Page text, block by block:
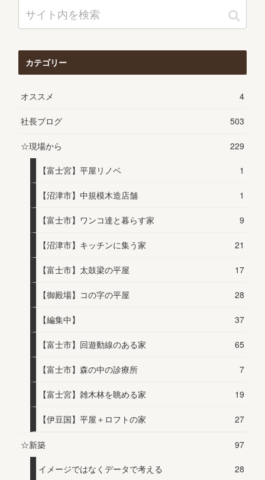
カテゴリー
オススメ 4
社長ブログ 503
☆現場から 229
【富士宮】平屋リノベ 1
【沼津市】中規模木造店舗 1
【富士市】ワンコ達と暮らす家 9
【沼津市】キッチンに集う家 21
【富士市】太鼓梁の平屋 17
【御殿場】コの字の平屋 28
【編集中】 37
【富士市】回遊動線のある家 65
【富士市】森の中の診療所 7
【富士宮】雑木林を眺める家 19
【伊豆国】平屋＋ロフトの家 27
☆新築 97
イメージではなくデータで考える 28